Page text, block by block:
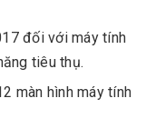
đối với máy tính
tiêu thụ.
màn hình máy tính